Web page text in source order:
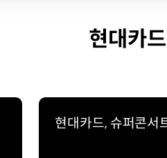
현대카
현대카드, 슈퍼콘서